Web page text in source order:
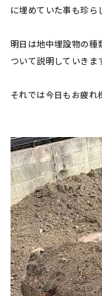
に埋めていた事も珍ら
明日は地中埋設物の種
ついて説明していきま
それでは今日もお疲れ